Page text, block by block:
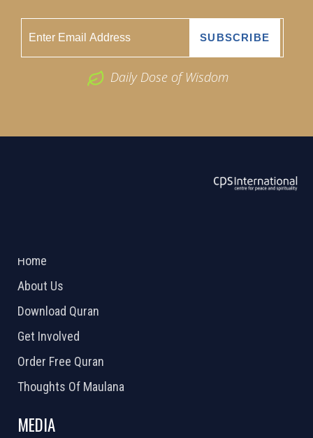
Daily Dose of Wisdom
Home
About Us
Download Quran
Get Involved
Order Free Quran
Thoughts Of Maulana
MEDIA